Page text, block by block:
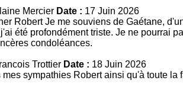
Mercier Date : 17 Juin 2026
Robert Je me souviens de Gaétane,
été profondément triste. Je ne pourrai
condoléances.
Trottier Date : 18 Juin 2026
mes sympathies Robert ainsi qu'à toute la